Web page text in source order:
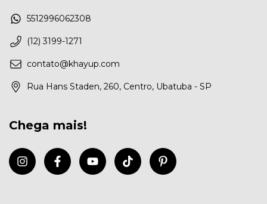
5512996062308
(12) 3199-1271
contato@khayup.com
Rua Hans Staden, 260, Centro, Ubatuba - SP
Chega mais!